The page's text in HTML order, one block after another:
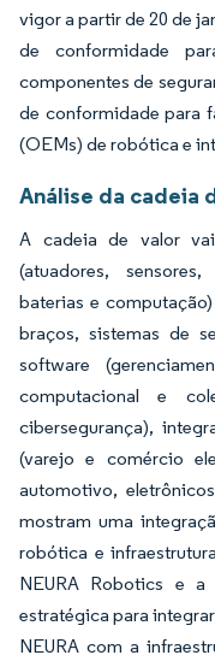
vigor a partir de 20 de
de conformidade
componentes de
de conformidade para
(OEMs) de robótica e
Análise da cadeia
A cadeia de valor
(atuadores,
baterias e
braços, sistemas de
software
computacional e
cibersegurança),
(varejo e comércio
automotivo,
mostram uma
robótica e
NEURA Robotics e a
estratégica para
NEURA com a